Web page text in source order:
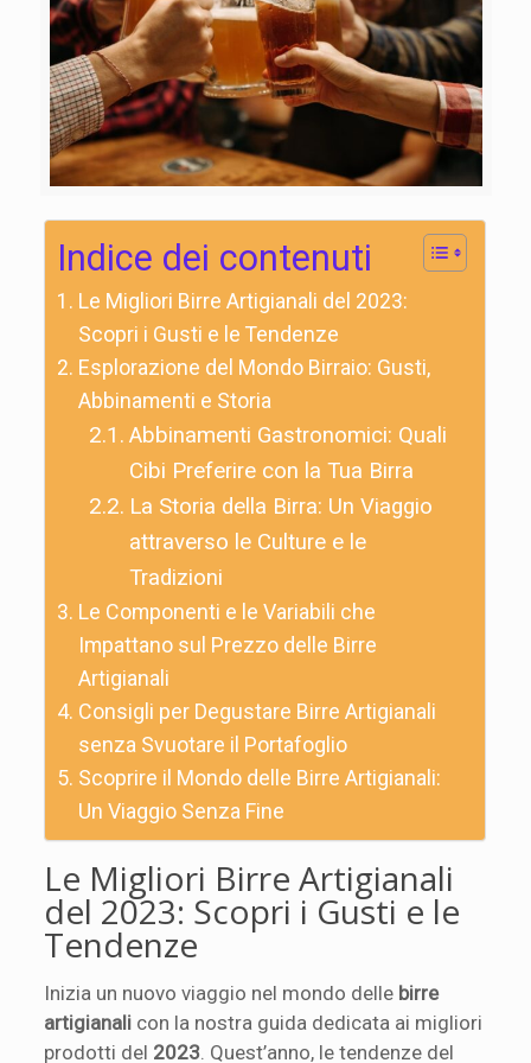
Indice dei contenuti
Le Migliori Birre Artigianali del 2023:
Scopri i Gusti e le Tendenze
Esplorazione del Mondo Birraio: Gusti,
Abbinamenti e Storia
Abbinamenti Gastronomici: Quali
Cibi Preferire con la Tua Birra
La Storia della Birra: Un Viaggio
attraverso le Culture e le
Tradizioni
Le Componenti e le Variabili che
Impattano sul Prezzo delle Birre
Artigianali
Consigli per Degustare Birre Artigianali
senza Svuotare il Portafoglio
Scoprire il Mondo delle Birre Artigianali:
Un Viaggio Senza Fine
Le Migliori Birre Artigianali
del 2023: Scopri i Gusti e le
Tendenze
Inizia un nuovo viaggio nel mondo delle birre
artigianali con la nostra guida dedicata ai migliori
prodotti del 2023 . Quest’anno, le tendenze del